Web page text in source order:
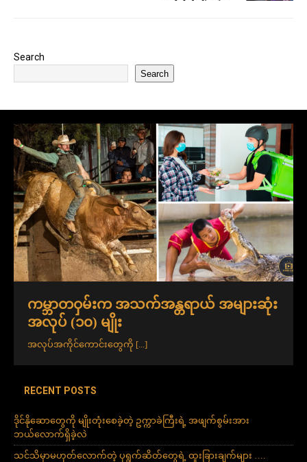
Search
Search
ကမ္ဘာတဝှမ်းက အသက်အန္တရာယ် အများဆုံး
အလုပ် (၁၀) မျိုး
အလုပ်အကိုင်ကောင်းတွေကို [...]
RECENT POSTS
ဒိုင်နိုဆောတွေကို မျိုးတုံးစေခဲ့တဲ့ ဥက္ကာခဲကြီးရဲ့ အဖျက်စွမ်းအား
ဘယ်လောက်ရှိခဲ့လဲ
သင်သိမှာမဟုတ်လောက်တဲ့ ပုရွက်ဆိတ်တွေရဲ့ ထူးခြားချက်များ ….